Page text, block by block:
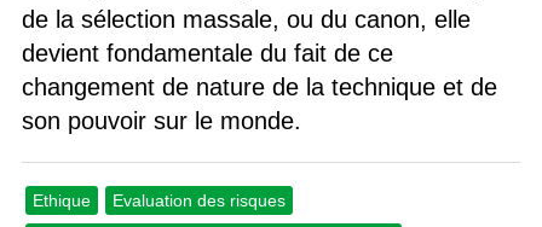
de la sélection massale, ou du canon, elle
devient fondamentale du fait de ce
changement de nature de la technique et de
son pouvoir sur le monde.
Ethique
Evaluation des risques